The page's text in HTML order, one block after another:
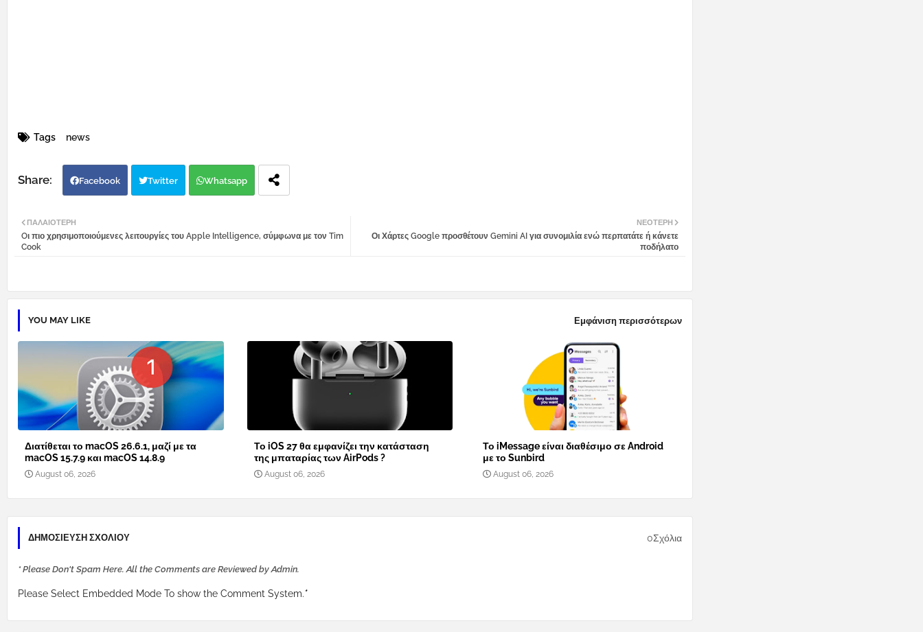
Tags news
Facebook Twitter Whatsapp
ΝΕΌΤΕΡΗ
Οι Χάρτες Google προσθέτουν Gemini AI για συνομιλία ενώ περπατάτε ή κάνετε
ποδήλατο
ΠΑΛΑΙΌΤΕΡΗ
Oι πιο χρησιμοποιούμενες λειτουργίες του Apple Intelligence, σύμφωνα με τον Tim
Cook
YOU MAY LIKE Εμφάνιση περισσότερων
Διατίθεται το macOS 26.6.1, μαζί με τα
macOS 15.7.9 και macOS 14.8.9
August 06, 2026
Το iOS 27 θα εμφανίζει την κατάσταση
της μπαταρίας των AirPods ?
August 06, 2026
Το iMessage είναι διαθέσιμο σε Android
με το Sunbird
August 06, 2026
ΔΗΜΟΣΊΕΥΣΗ ΣΧΟΛΊΟΥ 0Σχόλια
* Please Don't Spam Here. All the Comments are Reviewed by Admin.
Please Select Embedded Mode To show the Comment System.*